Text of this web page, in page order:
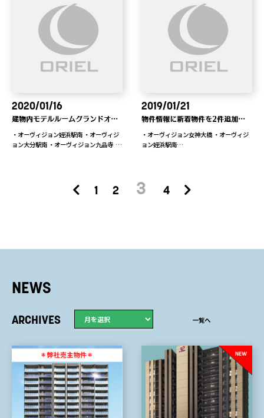
2020/01/16
建物内モデルルームグランドオープン！
・オーヴィジョン姪浜駅南 ・オーヴィジ
ョン大分駅南 ・オーヴィジョン九品寺 …
2019/01/21
物件情報に新着物件を2件追加しました
・オーヴィジョン女神大橋 ・オーヴィジ
ョン姪浜駅南…
1 2 3 4
NEWS
ARCHIVES 一覧へ